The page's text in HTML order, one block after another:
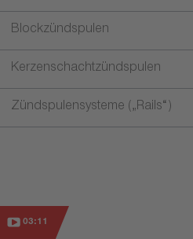
Blockzündspulen
Kerzenschachtzündspulen
Zündspulensysteme („Rails“)
03:11